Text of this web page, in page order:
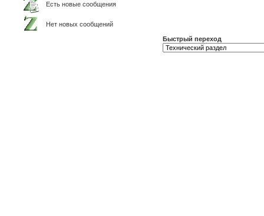
Есть новые сообщения
Нет новых сообщений
Быстрый переход